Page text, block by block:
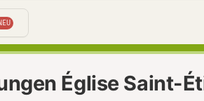
Église Saint-